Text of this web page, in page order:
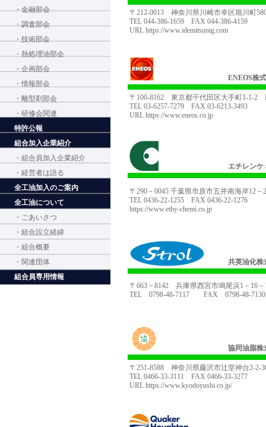
〒212-0013 神奈川県川崎市幸区堀川町
TEL 044-386-1659 FAX 044-386-4159
URL https://www.idemitsuntg.com
ENEOS株
〒100-8162 東京都千代田区大手町1-1-2
TEL 03-6257-7279 FAX 03-6213-3493
URL https://www.eneos.co.jp
エチレンケ
〒290－0045 千葉県市原市五井南海岸12－
TEL 0436-22-1255 FAX 0436-22-1276
https://www.ethy-chemi.co.jp
共英油化株
〒663－8142 兵庫県西宮市鳴尾浜1－16－
TEL 0798-48-7117 FAX 0798-48-7130
協同油脂株
〒251-8588 神奈川県藤沢市辻堂神台2-2-
TEL 0466-33-3111 FAX 0466-33-3277
URL https://www.kyodoyushi.co.jp/
・金融部会
・調査部会
・技術部会
・熱処理油部会
・企画部会
・情報部会
・離型剤部会
・研修会関連
特許公報
組合加入企業紹介
・組合員加入企業紹介
・経営者は語る
全工油加入のご案内
全工油について
・ごあいさつ
・組合設立経緯
・組合概要
・関連団体
組合員専用情報